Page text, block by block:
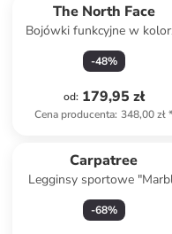
The North Face
Bojówki funkcyjne w
czarnym
-48%
od: 179,95 zł
Cena producenta: 348,00 zł*
Carpatree
Legginsy sportowe
Story" w kolorze
antracytowym
-68%